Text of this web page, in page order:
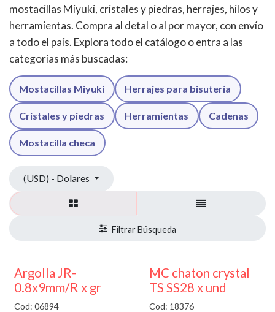
mostacillas Miyuki, cristales y piedras, herrajes, hilos y
herramientas. Compra al detal o al por mayor, con envío
a todo el país. Explora todo el catálogo o entra a las
categorías más buscadas:
Mostacillas Miyuki Herrajes para bisutería
Cristales y piedras Herramientas Cadenas
Mostacilla checa
(USD) - Dolares
Argolla JR-
0.8x9mm/R x gr
Cod: 06894
MC chaton crystal
TS SS28 x und
Cod: 18376